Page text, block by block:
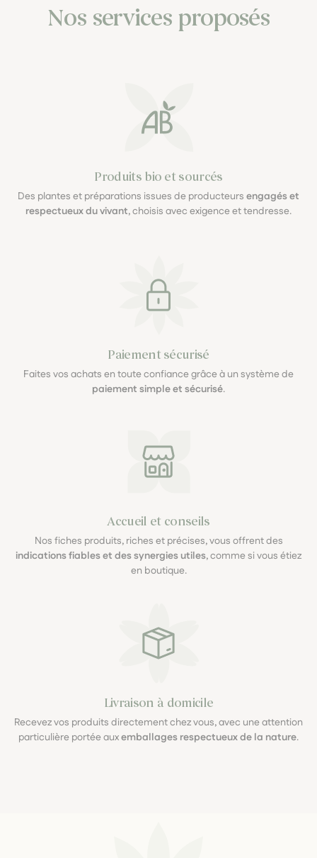
Nos services proposés
Produits bio et sourcés
Des plantes et préparations issues de producteurs engagés et
respectueux du vivant, choisis avec exigence et tendresse.
Paiement sécurisé
Faites vos achats en toute confiance grâce à un système de
paiement simple et sécurisé.
Accueil et conseils
Nos fiches produits, riches et précises, vous offrent des
indications fiables et des synergies utiles, comme si vous étiez
en boutique.
Livraison à domicile
Recevez vos produits directement chez vous, avec une attention
particulière portée auxemballages respectueux de la nature.